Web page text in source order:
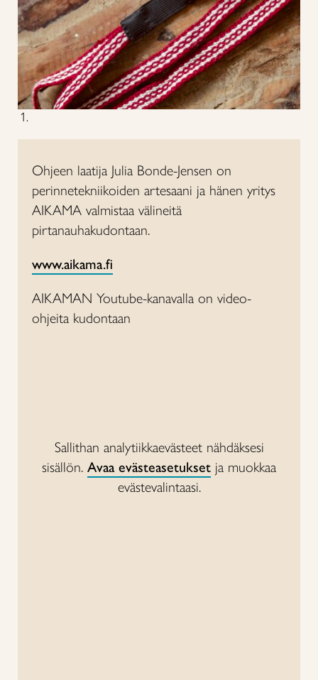
Ohjeen laatija Julia Bonde-Jensen on
perinnetekniikoiden artesaani ja hänen yritys
AIKAMA valmistaa välineitä
pirtanauhakudontaan.
www.aikama.fi
AIKAMAN Youtube-kanavalla on video-
ohjeita kudontaan
Sallithan analytiikkaevästeet nähdäksesi
sisällön. Avaa evästeasetukset ja muokkaa
evästevalintaasi.